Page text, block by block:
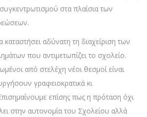
στα πλαίσια των
αδύνατη τη διαχείριση των
που αντιμετωπίζει το σχολείο.
από στελέχη νέοι θεσμοί είναι
γραφειοκρατικά κι
επίσης πως η πρόταση όχι
στην αυτονομία του Σχολείου αλλά